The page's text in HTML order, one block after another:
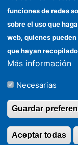
funciones de redes
sobre el uso que
web, quienes
que hayan
Más información
Necesarias
Guardar
Aceptar todas